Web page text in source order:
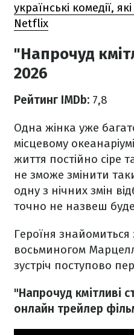
українські комедії,
Netflix
"Напрочуд
2026
Рейтинг IMDb: 7,8
Одна жінка уже
місцевому
життя постійно сіре
не зможе змінити
одну з нічних змін
точно не назвеш
Героїня
восьминогом
зустріч поступово
"Напрочуд кмітливі
онлайн трейлер